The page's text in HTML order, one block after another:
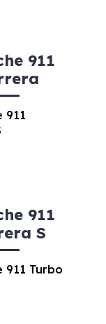
911
911
S